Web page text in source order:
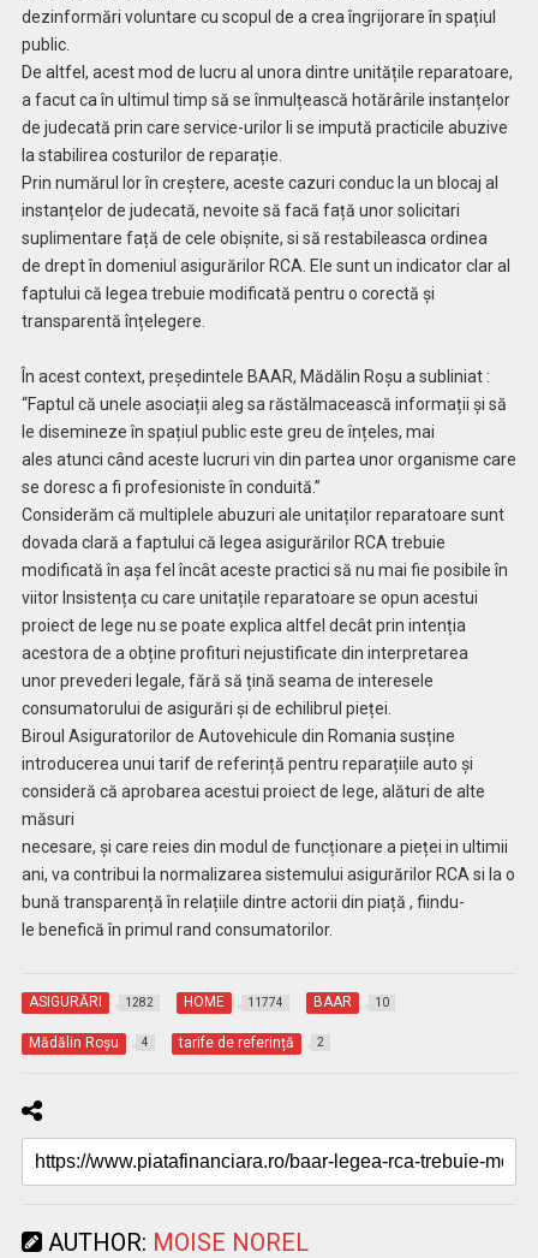
dezinformări voluntare cu scopul de a crea îngrijorare în spațiul
public.
De altfel, acest mod de lucru al unora dintre unitățile reparatoare,
a facut ca în ultimul timp să se înmulțească hotărârile instanțelor
de judecată prin care service-urilor li se impută practicile abuzive
la stabilirea costurilor de reparație.
Prin numărul lor în creștere, aceste cazuri conduc la un blocaj al
instanțelor de judecată, nevoite să facă față unor solicitari
suplimentare față de cele obișnite, si să restabileasca ordinea
de drept în domeniul asigurărilor RCA. Ele sunt un indicator clar al
faptului că legea trebuie modificată pentru o corectă și
transparentă înțelegere.
În acest context, președintele BAAR, Mădălin Roșu a subliniat :
“Faptul că unele asociații aleg sa răstălmacească informații și să
le disemineze în spațiul public este greu de înțeles, mai
ales atunci când aceste lucruri vin din partea unor organisme care
se doresc a fi profesioniste în conduită.”
Considerăm că multiplele abuzuri ale unitaților reparatoare sunt
dovada clară a faptului că legea asigurărilor RCA trebuie
modificată în așa fel încât aceste practici să nu mai fie posibile în
viitor Insistența cu care unitațile reparatoare se opun acestui
proiect de lege nu se poate explica altfel decât prin intenția
acestora de a obține profituri nejustificate din interpretarea
unor prevederi legale, fără să țină seama de interesele
consumatorului de asigurări și de echilibrul pieței.
Biroul Asiguratorilor de Autovehicule din Romania susține
introducerea unui tarif de referință pentru reparațiile auto și
consideră că aprobarea acestui proiect de lege, alături de alte
măsuri
necesare, și care reies din modul de funcționare a pieței in ultimii
ani, va contribui la normalizarea sistemului asigurărilor RCA si la o
bună transparență în relațiile dintre actorii din piață , fiindu-
le benefică în primul rand consumatorilor.
ASIGURĂRI 1282 HOME 11774 BAAR 10
Mădălin Roşu 4 tarife de referință 2
AUTHOR: MOISE NOREL